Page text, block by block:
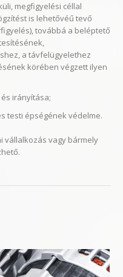
megfigyelési céllal
is lehetővéű tevő
továbbá a beléptető
a távfelügyelethez
körében végzett ilyen
irányítása;
testi épségének védelme.
vállalkozás vagy bármely